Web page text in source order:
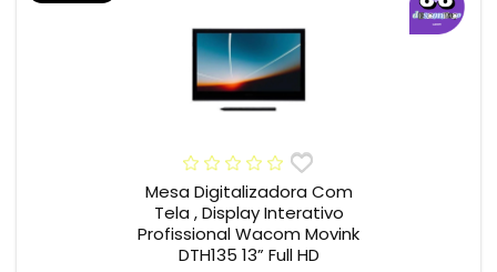
Mesa Digitalizadora Com
Tela , Display Interativo
Profissional Wacom Movink
DTH135 13” Full HD